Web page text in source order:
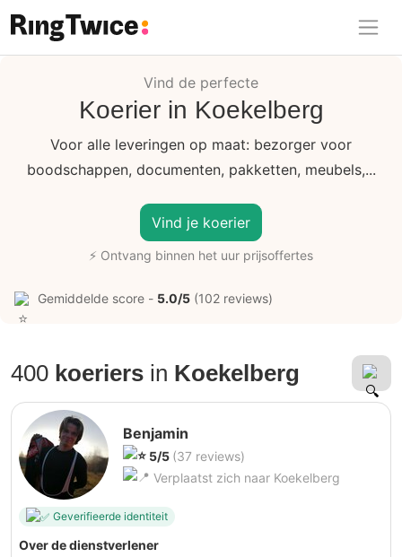
Ring Twice
Vind de perfecte
Koerier in Koekelberg
Voor alle leveringen op maat: bezorger voor
boodschappen, documenten, pakketten, meubels,...
Vind je koerier
⚡ Ontvang binnen het uur prijsoffertes
Gemiddelde score - 5.0/5 (102 reviews)
400 koeriers in Koekelberg
Benjamin
5/5 (37 reviews)
Verplaatst zich naar Koekelberg
Geverifieerde identiteit
Over de dienstverlener